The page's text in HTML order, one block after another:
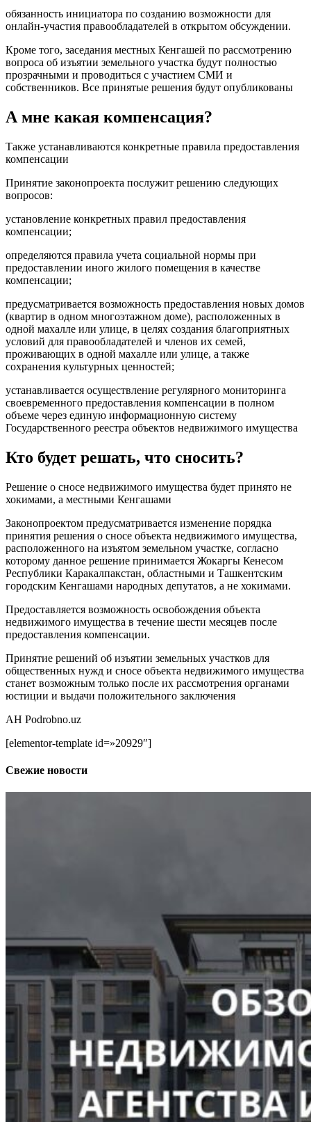
обязанность инициатора по созданию возможности для
онлайн-участия правообладателей в открытом обсуждении.
Кроме того, заседания местных Кенгашей по рассмотрению
вопроса об изъятии земельного участка будут полностью
прозрачными и проводиться с участием СМИ и
собственников. Все принятые решения будут опубликованы
А мне какая компенсация?
Также устанавливаются конкретные правила предоставления
компенсации
Принятие законопроекта послужит решению следующих
вопросов:
установление конкретных правил предоставления
компенсации;
определяются правила учета социальной нормы при
предоставлении иного жилого помещения в качестве
компенсации;
предусматривается возможность предоставления новых домов
(квартир в одном многоэтажном доме), расположенных в
одной махалле или улице, в целях создания благоприятных
условий для правообладателей и членов их семей,
проживающих в одной махалле или улице, а также
сохранения культурных ценностей;
устанавливается осуществление регулярного мониторинга
своевременного предоставления компенсации в полном
объеме через единую информационную систему
Государственного реестра объектов недвижимого имущества
Кто будет решать, что сносить?
Решение о сносе недвижимого имущества будет принято не
хокимами, а местными Кенгашами
Законопроектом предусматривается изменение порядка
принятия решения о сносе объекта недвижимого имущества,
расположенного на изъятом земельном участке, согласно
которому данное решение принимается Жокаргы Кенесом
Республики Каракалпакстан, областными и Ташкентским
городским Кенгашами народных депутатов, а не хокимами.
Предоставляется возможность освобождения объекта
недвижимого имущества в течение шести месяцев после
предоставления компенсации.
Принятие решений об изъятии земельных участков для
общественных нужд и сносе объекта недвижимого имущества
станет возможным только после их рассмотрения органами
юстиции и выдачи положительного заключения
АН Podrobno.uz
[elementor-template id=»20929″]
Свежие новости